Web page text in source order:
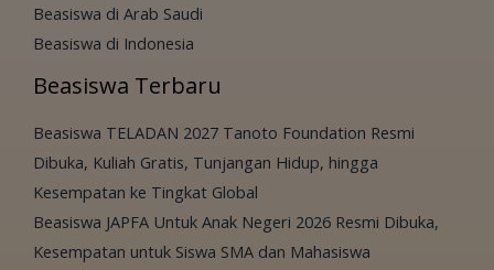
Beasiswa di Arab Saudi
Beasiswa di Indonesia
Beasiswa Terbaru
Beasiswa TELADAN 2027 Tanoto Foundation Resmi
Dibuka, Kuliah Gratis, Tunjangan Hidup, hingga
Kesempatan ke Tingkat Global
Beasiswa JAPFA Untuk Anak Negeri 2026 Resmi Dibuka,
Kesempatan untuk Siswa SMA dan Mahasiswa